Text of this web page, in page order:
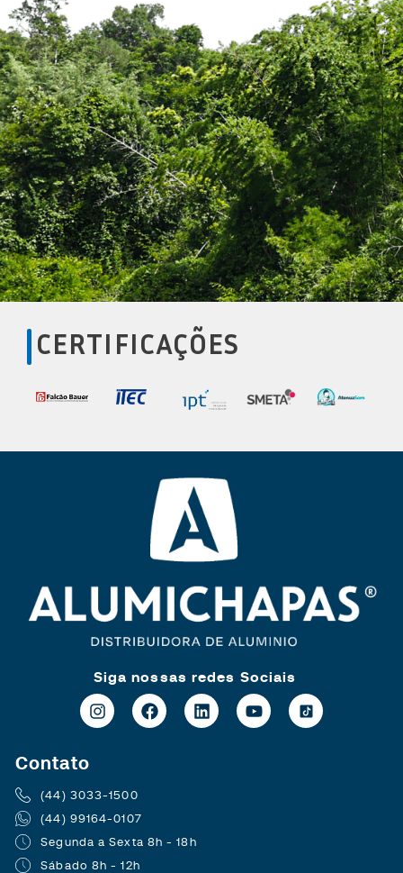
CERTIFICAÇÕES
Siga nossas redes Sociais
Contato
(44) 3033-1500
(44) 99164-0107
Segunda a Sexta 8h - 18h
Sábado 8h - 12h